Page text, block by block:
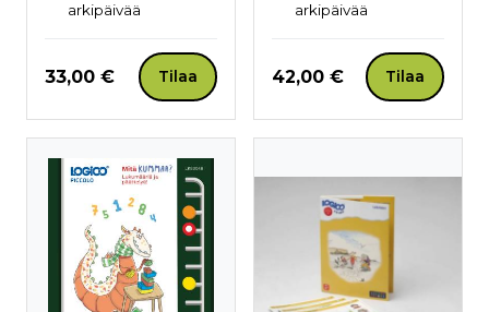
arkipäivää
Hinta nyt
33,00 € Tilaa
arkipäivää
Hinta nyt
42,00 € Tilaa